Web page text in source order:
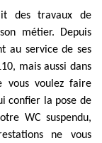
des travaux de
métier. Depuis
au service de ses
mais aussi dans
vous voulez faire
confier la pose de
WC suspendu,
ne vous